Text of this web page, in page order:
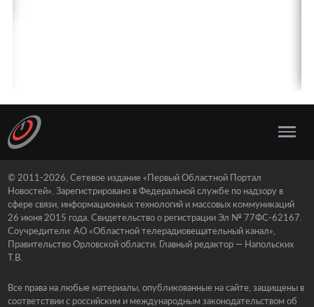
© 2011-2026, Сетевое издание «Первый Областной Портал
Новостей». Зарегистрировано в Федеральной службе по надзору в
сфере связи, информационных технологий и массовых коммуникаций
26 июня 2015 года. Свидетельство о регистрации Эл № 77ФС-62167.
Соучредители: АО «Областной телерадиовещательный канал»,
Правительство Орловской области. Главный редактор — Напольских
Т.В.
Все права на любые материалы, опубликованные на сайте, защищены в
соответствии с российским и международным законодательством об